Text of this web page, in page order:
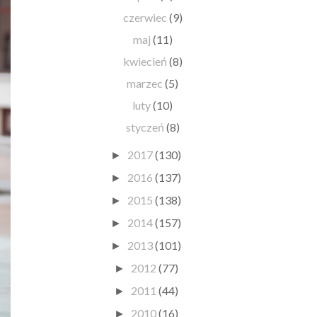
czerwiec (9)
maj (11)
kwiecień (8)
marzec(5)
luty(10)
styczeń (8)
► 2017(130)
► 2016 (137)
► 2015 (138)
► 2014(157)
► 2013(101)
► 2012 (77)
► 2011 (44)
► 2010(16)